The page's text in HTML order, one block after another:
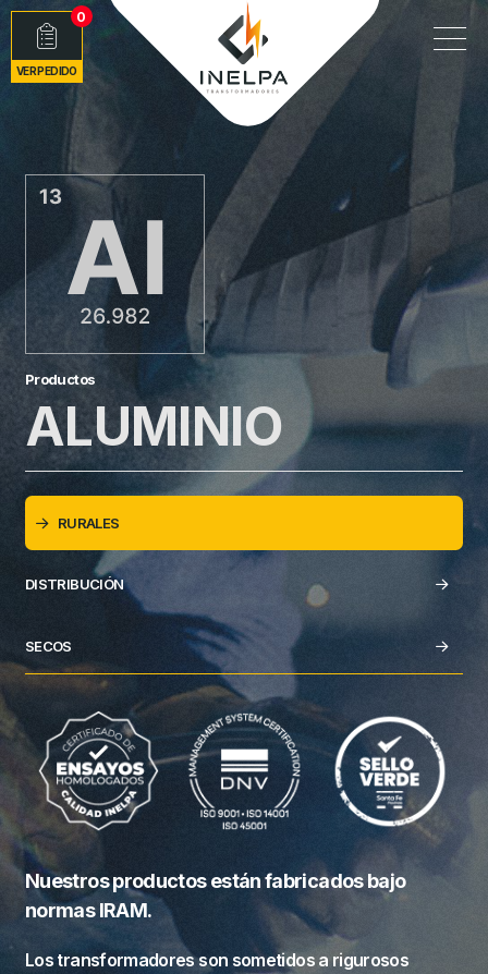
VER PEDIDO
0
Productos
ALUMINIO
RURALES
DISTRIBUCIÓN
SECOS
Nuestros productos están fabricados bajo
normas IRAM.
Los transformadores son sometidos a rigurosos